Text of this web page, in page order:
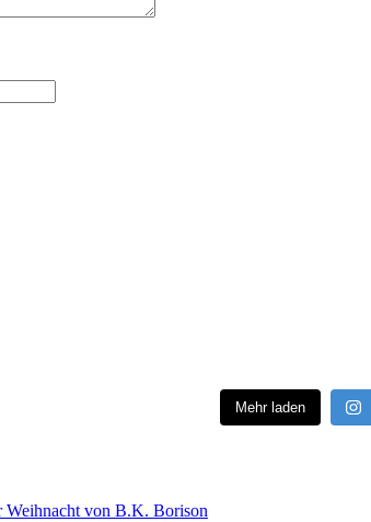
Mehr laden
Weihnacht von B.K. Borison